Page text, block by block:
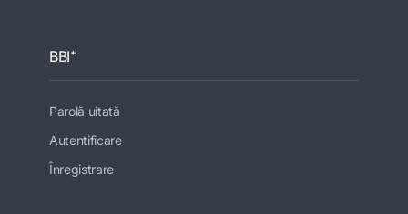
BBI⁺
Parolă uitată
Autentificare
Înregistrare